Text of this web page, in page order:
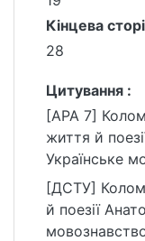
Кінцева
28
Цитування :
[APA 7]
життя й
Українське
https://
[ДСТУ]
й поезії